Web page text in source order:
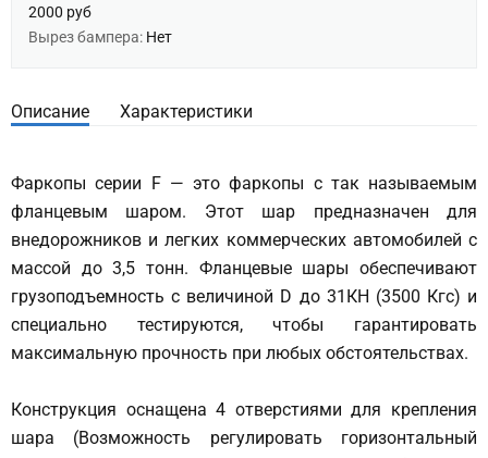
2000 руб
Вырез бампера: Нет
Описание Характеристики
Фаркопы серии F — это фаркопы с так называемым
фланцевым шаром. Этот шар предназначен для
внедорожников и легких коммерческих автомобилей с
массой до 3,5 тонн. Фланцевые шары обеспечивают
грузоподъемность с величиной D до 31КН (3500 Кгс) и
специально тестируются, чтобы гарантировать
максимальную прочность при любых обстоятельствах.
Конструкция оснащена 4 отверстиями для крепления
шара (Возможность регулировать горизонтальный